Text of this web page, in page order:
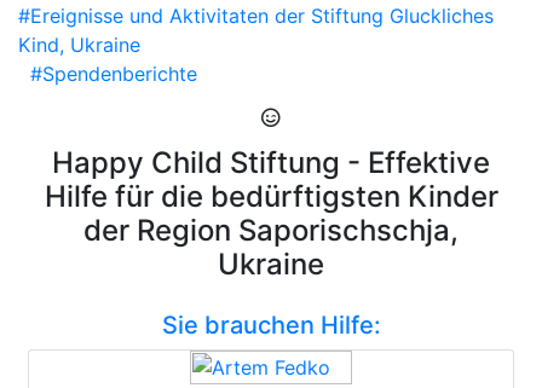
#Ereignisse und Aktivitaten der Stiftung Gluckliches
Kind, Ukraine
#Spendenberichte
Happy Child Stiftung - Effektive
Hilfe für die bedürftigsten Kinder
der Region Saporischschja,
Ukraine
Sie brauchen Hilfe: